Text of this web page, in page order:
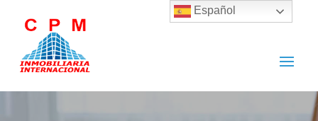
Español